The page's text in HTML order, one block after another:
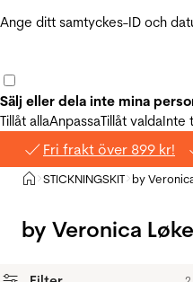
Ange ditt samtyckes-ID och
Sälj eller dela inte mina
Tillåt allaAnpassaTillåt valdaInte
Fri frakt över 899 kr!
Hem
>STICKNINGSKIT >by
by Veronica